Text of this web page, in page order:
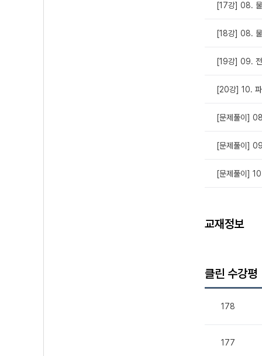
[17강] 08. 물
[18강] 08.
[19강] 09.
[20강] 10.
[문제풀이]
[문제풀이]
[문제풀이]
교재정보
클린 수강평
178
177